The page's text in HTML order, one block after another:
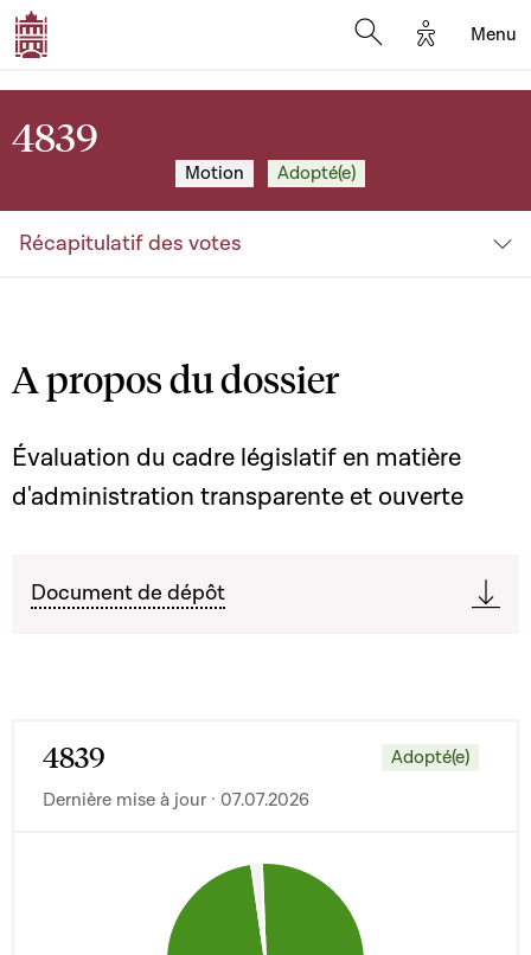
Options
Menu
4839
Motion Adopté(e)
Récapitulatif des votes
A propos du dossier
Évaluation du cadre législatif en matière
d'administration transparente et ouverte
Document de dépôt
4839
Adopté(e)
Dernière mise à jour · 07.07.2026